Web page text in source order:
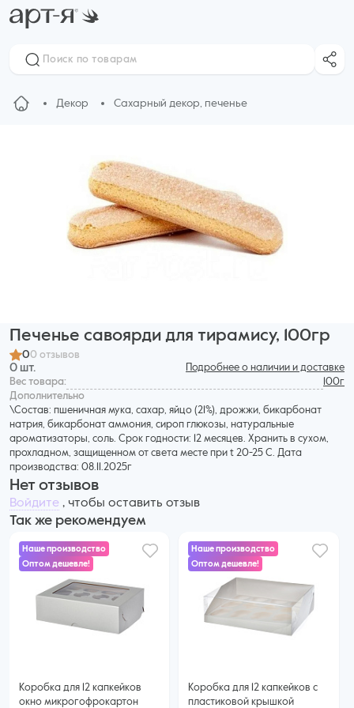
Декор Сахарный декор, печенье
Печенье савоярди для тирамису, 100гр
00 отзывов
0 шт.
Подробнее о наличии и доставке
Вес товара:
100г
Дополнительнo
\Состав: пшеничная мука, сахар, яйцо (21%), дрожжи, бикарбонат
натрия, бикарбонат аммония, сироп глюкозы, натуральные
ароматизаторы, соль. Срок годности: 12 месяцев. Хранить в сухом,
прохладном, защищенном от света месте при t 20-25 С. Дата
производства: 08.11.2025г
Нет отзывов
Войдите , чтобы оставить отзыв
Так же рекомендуем
Наше производство
Оптом дешевле!
Коробка для 12 капкейков
окно микрогофрокартон
73 ₽
60 ₽ за шт. при заказе от 25 шт.
Купить оптом
Наше производство
Оптом дешевле!
Коробка для 12 капкейков с
пластиковой крышкой
72 ₽
68 ₽ за шт. при заказе от 50 шт.
Купить оптом